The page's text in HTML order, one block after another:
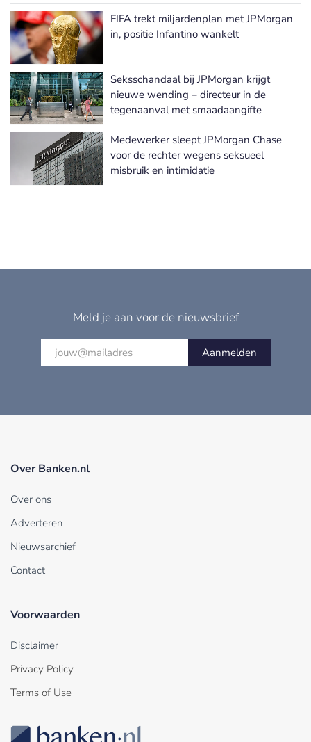
FIFA trekt miljardenplan met JPMorgan
in, positie Infantino wankelt
Seksschandaal bij JPMorgan krijgt
nieuwe wending – directeur in de
tegenaanval met smaadaangifte
Medewerker sleept JPMorgan Chase
voor de rechter wegens seksueel
misbruik en intimidatie
Meld je aan voor de nieuwsbrief
Aanmelden
Over Banken.nl
Over ons
Adverteren
Nieuwsarchief
Contact
Voorwaarden
Disclaimer
Privacy Policy
Terms of Use